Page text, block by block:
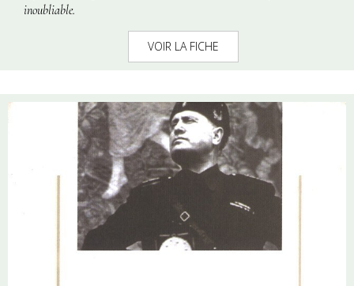
inoubliable.
VOIR LA FICHE